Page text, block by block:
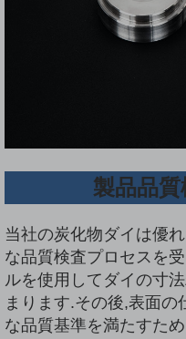
製品品
当社の炭化物ダイは優
な品質検査プロセスを
ルを使用してダイの寸
まります.その後,表面
な品質基準を満たすた